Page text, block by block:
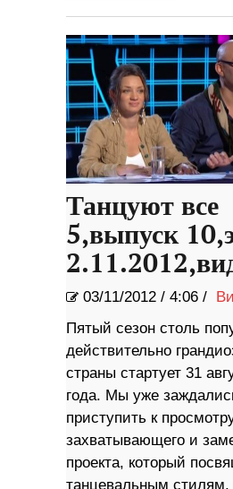
Танцуют все
5,выпуск
03/11/2012 / 4:06 /
Пятый сезон столь
действительно
страны стартует 31
года. Мы уже
приступить к
захватывающего и
проекта, который
танцевальным стилям,